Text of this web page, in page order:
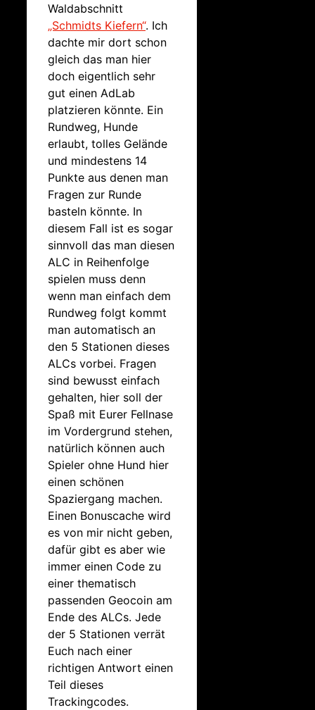
Waldabschnitt
„Schmidts Kiefern“. Ich
dachte mir dort schon
gleich das man hier
doch eigentlich sehr
gut einen AdLab
platzieren könnte. Ein
Rundweg, Hunde
erlaubt, tolles Gelände
und mindestens 14
Punkte aus denen man
Fragen zur Runde
basteln könnte. In
diesem Fall ist es sogar
sinnvoll das man diesen
ALC in Reihenfolge
spielen muss denn
wenn man einfach dem
Rundweg folgt kommt
man automatisch an
den 5 Stationen dieses
ALCs vorbei. Fragen
sind bewusst einfach
gehalten, hier soll der
Spaß mit Eurer Fellnase
im Vordergrund stehen,
natürlich können auch
Spieler ohne Hund hier
einen schönen
Spaziergang machen.
Einen Bonuscache wird
es von mir nicht geben,
dafür gibt es aber wie
immer einen Code zu
einer thematisch
passenden Geocoin am
Ende des ALCs. Jede
der 5 Stationen verrät
Euch nach einer
richtigen Antwort einen
Teil dieses
Trackingcodes.